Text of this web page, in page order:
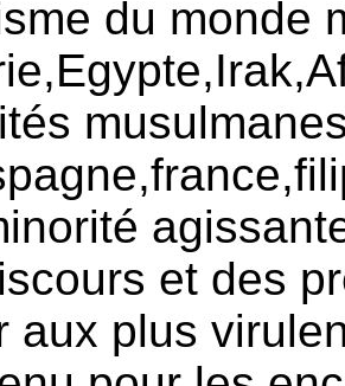
du monde
et des
aux plus